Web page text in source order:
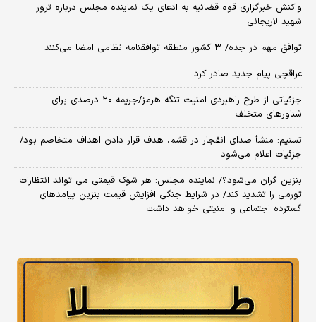
واکنش خبرگزاری قوه قضائیه به ادعای یک نماینده مجلس درباره ترور
شهید لاریجانی
توافق مهم در جده/ ۳ کشور منطقه توافقنامه نظامی امضا می‌کنند
عراقچی پیام جدید صادر کرد
جزئیاتی از طرح راهبردی امنیت تنگه هرمز/جریمه ۲۰ درصدی برای
شناورهای متخلف
تسنیم: منشأ صدای انفجار در قشم، هدف قرار دادن اهداف متخاصم بود/
جزئیات اعلام می‌شود
بنزین گران می‌شود؟/ نماینده مجلس: هر شوک قیمتی می تواند انتظارات
تورمی را تشدید کند/ در شرایط جنگی افزایش قیمت بنزین پیامدهای
گسترده اجتماعی و امنیتی خواهد داشت